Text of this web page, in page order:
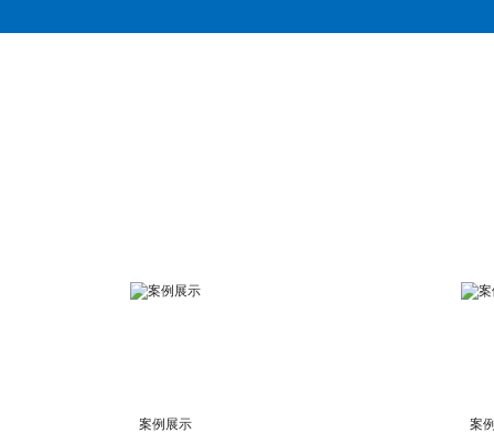
案例展示 案